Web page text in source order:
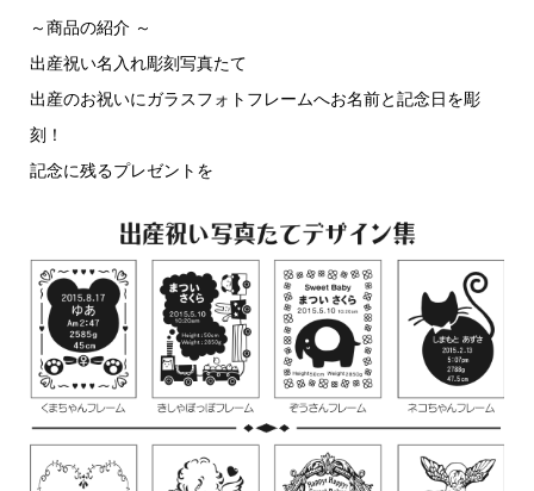
～商品の紹介 ～
出産祝い名入れ彫刻写真たて
出産のお祝いにガラスフォトフレームへお名前と記念日を彫
刻！
記念に残るプレゼントを